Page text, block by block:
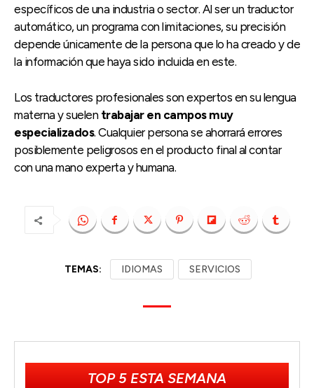
específicos de una industria o sector. Al ser un traductor
automático, un programa con limitaciones, su precisión
depende únicamente de la persona que lo ha creado y de
la información que haya sido incluida en este.
Los traductores profesionales son expertos en su lengua
materna y suelen trabajar en campos muy
especializados. Cualquier persona se ahorrará errores
posiblemente peligrosos en el producto final al contar
con una mano experta y humana.
TEMAS: IDIOMAS SERVICIOS
TOP 5 ESTA SEMANA